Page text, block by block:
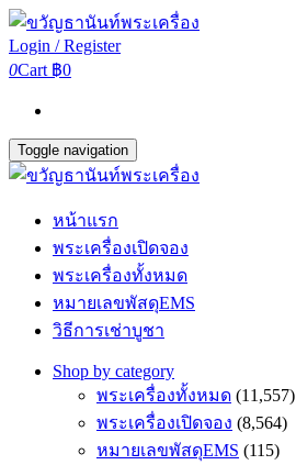
Login / Register
0Cart ฿0
Toggle navigation
หน้าแรก
พระเครื่องเปิดจอง
พระเครื่องทั้งหมด
หมายเลขพัสดุEMS
วิธีการเช่าบูชา
Shop by category
พระเครื่องทั้งหมด (11,557)
พระเครื่องเปิดจอง (8,564)
หมายเลขพัสดุEMS (115)